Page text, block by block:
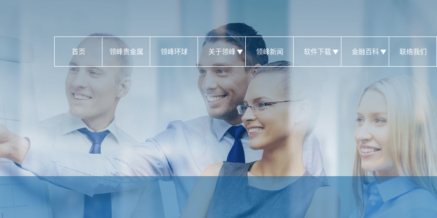
首页 领峰贵金属 领峰环球 关于领峰 领峰新闻 软件下载 金融百科 联络我们